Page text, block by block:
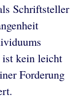
Schriftsteller
ist kein leicht
Forderung